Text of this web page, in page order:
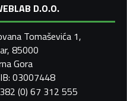
D.O.O.
Tomaševića 1,
85000
Gora
03007448
(0) 67 312 555